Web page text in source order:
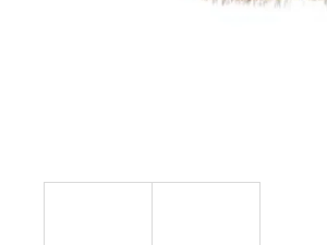
NÝT DUTÝ DVOJDÍLNÝ